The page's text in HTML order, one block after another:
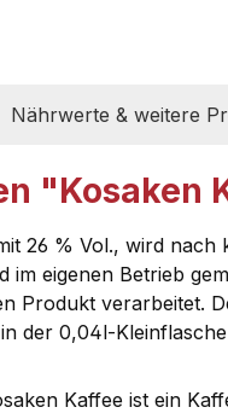
Nährwerte & weitere
"Kosaken
26 % Vol., wird
im eigenen Betrieb
Produkt verarbeitet.
der 0,04l-
Kaffee ist ein